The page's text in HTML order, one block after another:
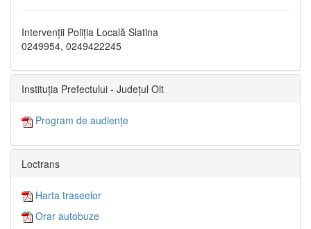
Intervenții Poliția Locală Slatina
0249954, 0249422245
Instituția Prefectului - Județul Olt
Program de audiențe
Loctrans
Harta traseelor
Orar autobuze